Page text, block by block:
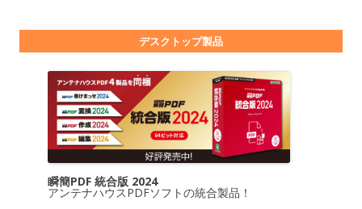
デスクトップ製品
瞬簡PDF 統合版 2024
アンテナハウスPDFソフトの統合製品！